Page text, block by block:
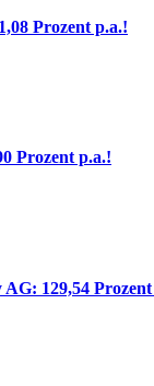
Prozent p.a.!
Prozent p.a.!
AG: 129,54